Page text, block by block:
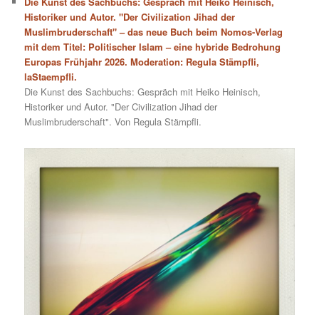
Historiker und Autor. "Der Civilization Jihad der
Muslimbruderschaft" – das neue Buch beim Nomos-Verlag
mit dem Titel: Politischer Islam – eine hybride Bedrohung
Europas Frühjahr 2026. Moderation: Regula Stämpfli,
laStaempfli.
Die Kunst des Sachbuchs: Gespräch mit Heiko Heinisch,
Historiker und Autor. "Der Civilization Jihad der
Muslimbruderschaft". Von Regula Stämpfli.